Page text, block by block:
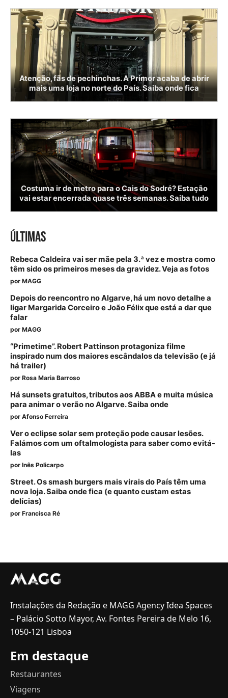
Atenção, fãs de pechinchas. A Primor acaba de abrir
mais uma loja no norte do País. Saiba onde fica
Costuma ir de metro para o Cais do Sodré? Estação
vai estar encerrada quase três semanas. Saiba tudo
ÚLTIMAS
Rebeca Caldeira vai ser mãe pela 3.ª vez e mostra como
têm sido os primeiros meses da gravidez. Veja as fotos
por MAGG
Depois do reencontro no Algarve, há um novo detalhe a
ligar Margarida Corceiro e João Félix que está a dar que
falar
por MAGG
“Primetime”. Robert Pattinson protagoniza filme
inspirado num dos maiores escândalos da televisão (e já
há trailer)
por Rosa Maria Barroso
Há sunsets gratuitos, tributos aos ABBA e muita música
para animar o verão no Algarve. Saiba onde
por Afonso Ferreira
Ver o eclipse solar sem proteção pode causar lesões.
Falámos com um oftalmologista para saber como evitá-
las
por Inês Policarpo
Street. Os smash burgers mais virais do País têm uma
nova loja. Saiba onde fica (e quanto custam estas
delícias)
por Francisca Ré
Instalações da Redação e MAGG Agency Idea Spaces
– Palácio Sotto Mayor, Av. Fontes Pereira de Melo 16,
1050-121 Lisboa
Em destaque
Restaurantes
Viagens